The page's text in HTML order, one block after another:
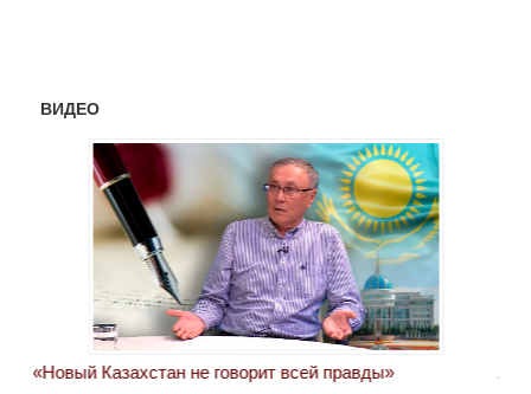
ВИДЕО
«Новый Казахстан не говорит всей правды»